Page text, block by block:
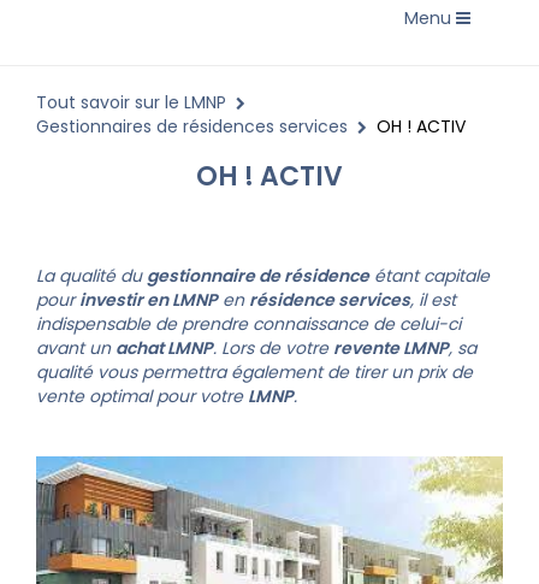
Toggle
Menu
Tout savoir sur le LMNP
Gestionnaires de résidences services
OH ! ACTIV
OH ! ACTIV
La qualité du gestionnaire de résidenceétant capitale
pourinvestir en LMNPen résidence services, il est
indispensable de prendre connaissance de celui-ci
avant un achat LMNP. Lors de votre revente LMNP, sa
qualité vous permettra également de tirer un prix de
vente optimal pour votre LMNP.